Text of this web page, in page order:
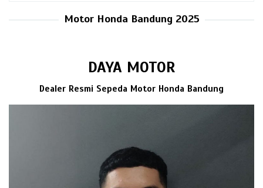
Motor Honda Bandung 2025
DAYA MOTOR
Dealer Resmi Sepeda Motor Honda Bandung